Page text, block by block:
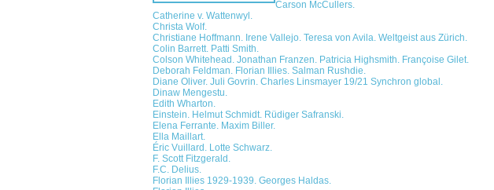
Carson McCullers.
Catherine v. Wattenwyl.
Christa Wolf.
Christiane Hoffmann. Irene Vallejo. Teresa von Avila. Weltgeist aus Zürich.
Colin Barrett. Patti Smith.
Colson Whitehead. Jonathan Franzen. Patricia Highsmith. Françoise Gilet.
Deborah Feldman. Florian Illies. Salman Rushdie.
Diane Oliver. Juli Govrin. Charles Linsmayer 19/21 Synchron global.
Dinaw Mengestu.
Edith Wharton.
Einstein. Helmut Schmidt. Rüdiger Safranski.
Elena Ferrante. Maxim Biller.
Ella Maillart.
Éric Vuillard. Lotte Schwarz.
F. Scott Fitzgerald.
F.C. Delius.
Florian Illies 1929-1939. Georges Haldas.